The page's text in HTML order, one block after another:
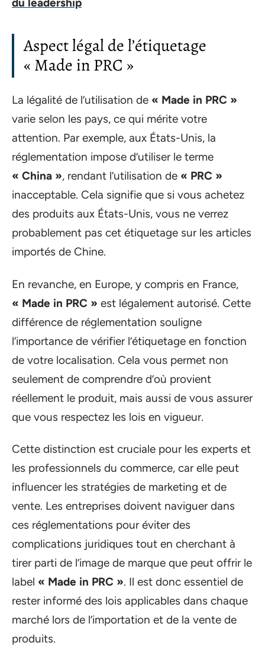
Aspect légal de l’étiquetage
« Made in PRC »
La légalité de l’utilisation de « Made in PRC »
varie selon les pays, ce qui mérite votre
attention. Par exemple, aux États-Unis, la
réglementation impose d’utiliser le terme
« China », rendant l’utilisation de « PRC »
inacceptable. Cela signifie que si vous achetez
des produits aux États-Unis, vous ne verrez
probablement pas cet étiquetage sur les articles
importés de Chine.
En revanche, en Europe, y compris en France,
« Made in PRC » est légalement autorisé. Cette
différence de réglementation souligne
l’importance de vérifier l’étiquetage en fonction
de votre localisation. Cela vous permet non
seulement de comprendre d’où provient
réellement le produit, mais aussi de vous assurer
que vous respectez les lois en vigueur.
Cette distinction est cruciale pour les experts et
les professionnels du commerce, car elle peut
influencer les stratégies de marketing et de
vente. Les entreprises doivent naviguer dans
ces réglementations pour éviter des
complications juridiques tout en cherchant à
tirer parti de l’image de marque que peut offrir le
label « Made in PRC ». Il est donc essentiel de
rester informé des lois applicables dans chaque
marché lors de l’importation et de la vente de
produits.